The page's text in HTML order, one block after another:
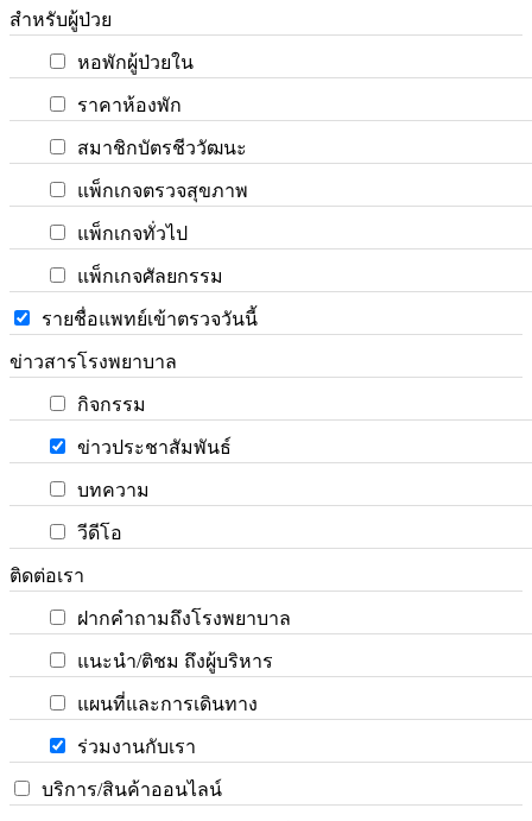
สำหรับผู้ป่วย
หอพักผู้ป่วยใน
ราคาห้องพัก
สมาชิกบัตรชีววัฒนะ
แพ็กเกจตรวจสุขภาพ
แพ็กเกจทั่วไป
แพ็กเกจศัลยกรรม
รายชื่อแพทย์เข้าตรวจวันนี้
ข่าวสารโรงพยาบาล
กิจกรรม
ข่าวประชาสัมพันธ์
บทความ
วีดีโอ
ติดต่อเรา
ฝากคำถามถึงโรงพยาบาล
แนะนำ/ติชม ถึงผู้บริหาร
แผนที่และการเดินทาง
ร่วมงานกับเรา
บริการ/สินค้าออนไลน์